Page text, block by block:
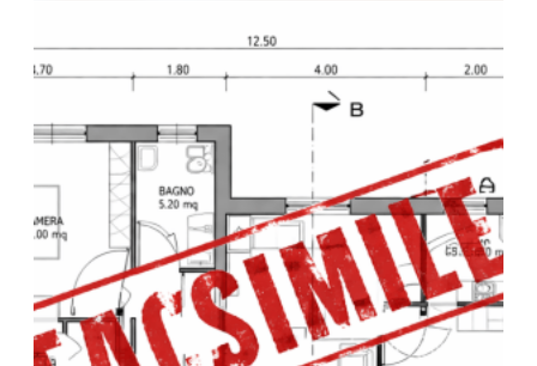
28 Aprile 2026
Casa ereditata: quando vendere, aspettare o
affittare